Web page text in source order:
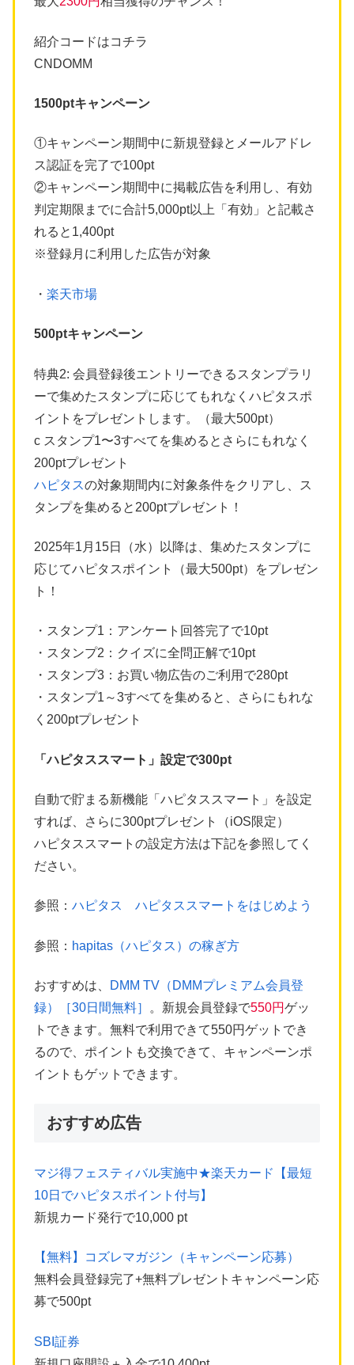
紹介コードはコチラ
CNDOMM
1500ptキャンペーン
①キャンペーン期間中に新規登録とメールアドレ
ス認証を完了で100pt
②キャンペーン期間中に掲載広告を利用し、有効
判定期限までに合計5,000pt以上「有効」と記載さ
れると1,400pt
※登録月に利用した広告が対象
・ 楽天市場
500ptキャンペーン
特典2: 会員登録後エントリーできるスタンプラリ
ーで集めたスタンプに応じてもれなくハピタスポ
イントをプレゼントします。（最大500pt）
c スタンプ1〜3すべてを集めるとさらにもれなく
200ptプレゼント
ハピタスの対象期間内に対象条件をクリアし、ス
タンプを集めると200ptプレゼント！
2025年1月15日（水）以降は、集めたスタンプに
応じてハピタスポイント（最大500pt）をプレゼン
ト！
・スタンプ1：アンケート回答完了で10pt
・スタンプ2：クイズに全問正解で10pt
・スタンプ3：お買い物広告のご利用で280pt
・スタンプ1～3すべてを集めると、さらにもれな
く200ptプレゼント
「ハピタススマート」設定で300pt
自動で貯まる新機能「ハピタススマート」を設定
すれば、さらに300ptプレゼント（iOS限定）
ハピタススマートの設定方法は下記を参照してく
ださい。
参照： ハピタス ハピタススマートをはじめよう
参照： hapitas（ハピタス）の稼ぎ方
おすすめは、
DMM TV（DMMプレミアム会員登
録）［30日間無料］
。新規会員登録で550円ゲッ
トできます。無料で利用できて550円ゲットでき
るので、ポイントも交換できて、キャンペーンポ
イントもゲットできます。
おすすめ広告
マジ得フェスティバル実施中★楽天カード【最短
10日でハピタスポイント付与】
新規カード発行で10,000 pt
【無料】コズレマガジン（キャンペーン応募）
無料会員登録完了+無料プレゼントキャンペーン応
募で500pt
SBI証券